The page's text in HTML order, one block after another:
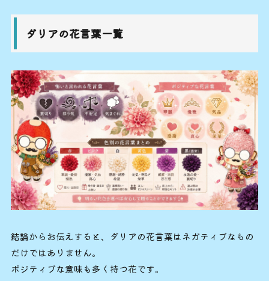
ダリアの花言葉一覧
結論からお伝えすると、ダリアの花言葉はネガティブなもの
だけではありません。
ポジティブな意味も多く持つ花です。